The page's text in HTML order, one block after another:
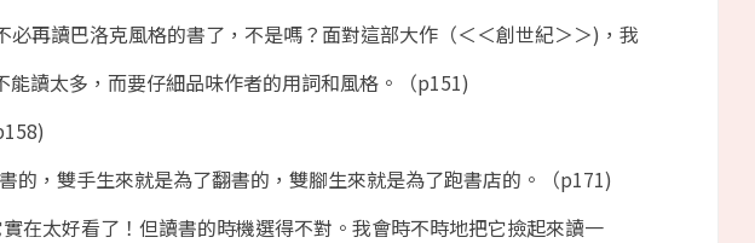
必再讀巴洛克風格的書了，不是嗎？面對這部大作（＜＜創世紀＞＞)，我
讀太多，而要仔細品味作者的用詞和風格。（p151)
，雙手生來就是為了翻書的，雙腳生來就是為了跑書店的。（p171)
在太好看了！但讀書的時機選得不對。我會時不時地把它撿起來讀一